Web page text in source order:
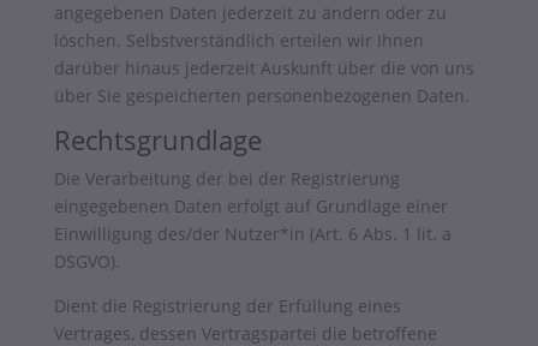
angegebenen Daten jederzeit zu ändern oder zu
löschen. Selbstverständlich erteilen wir Ihnen
darüber hinaus jederzeit Auskunft über die von uns
über Sie gespeicherten personenbezogenen Daten.
Rechtsgrundlage
Die Verarbeitung der bei der Registrierung
eingegebenen Daten erfolgt auf Grundlage einer
Einwilligung des/der Nutzer*in (Art. 6 Abs. 1 lit. a
DSGVO).
Dient die Registrierung der Erfüllung eines
Vertrages, dessen Vertragspartei die betroffene